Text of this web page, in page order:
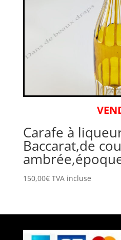
Carafe à
Baccarat,de
150,00€ TVA incluse